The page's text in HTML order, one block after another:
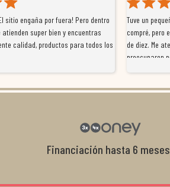
sitio engaña por fuera! Pero dentro
super bien y encuentras
calidad, productos para todos los
Tuve un
compré, pero
de diez. Me
preocuparon
con el cliente,
Financiación hasta 6